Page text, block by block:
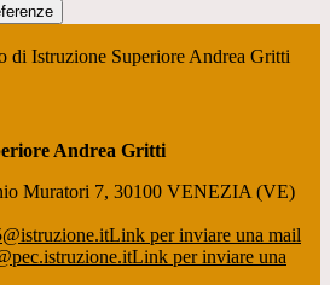
di Istruzione Superiore Andrea Gritti
Andrea Gritti
Muratori 7, 30100 VENEZIA (VE)
Link per inviare una mail
Link per inviare una